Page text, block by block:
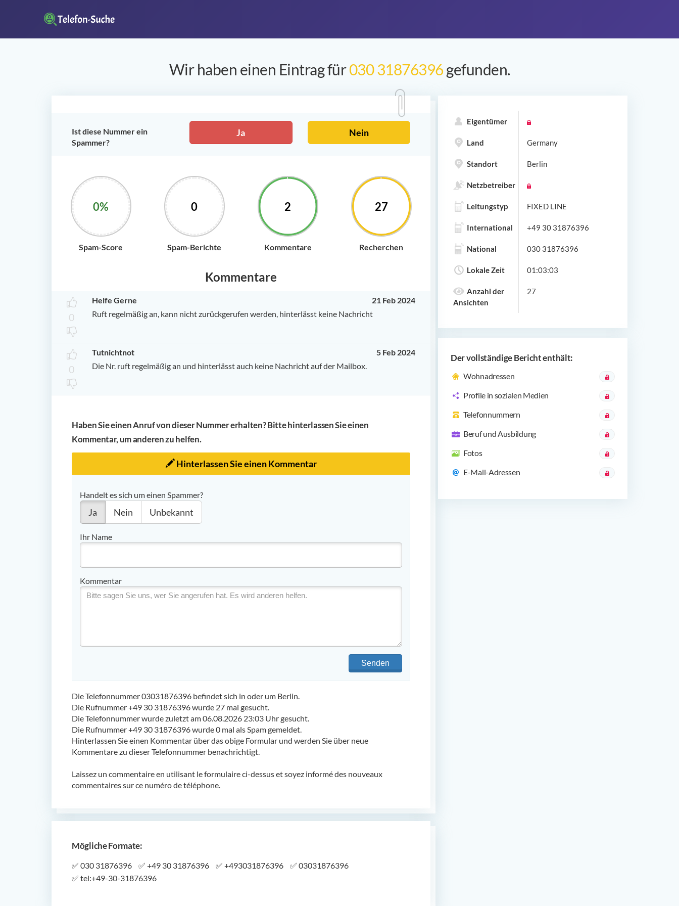
Wir haben einen Eintrag für030 31876396gefunden.
Ist diese Nummer ein
Spammer?
Ja Nein
0%
Spam-Score
0
Spam-Berichte
2
Kommentare
27
Recherchen
Kommentare
0
Helfe Gerne
21 Feb 2024
Ruft regelmäßig an, kann nicht zurückgerufen werden, hinterlässt keine Nachricht
0
Tutnichtnot
5 Feb 2024
Die Nr. ruft regelmäßig an und hinterlässt auch keine Nachricht auf der Mailbox.
Haben Sie einen Anruf von dieser Nummer erhalten? Bitte hinterlassen Sie einen
Kommentar, um anderen zu helfen.
Hinterlassen Sie einen Kommentar
Handelt es sich um einen Spammer?
Ja Nein Unbekannt
Ihr Name
Kommentar
Senden
Die Telefonnummer 03031876396 befindet sich in oder um Berlin.
Die Rufnummer +49 30 31876396 wurde 27 mal gesucht.
Die Telefonnummer wurde zuletzt am 06.08.2026 23:03 Uhr gesucht.
Die Rufnummer +49 30 31876396 wurde 0 mal als Spam gemeldet.
Hinterlassen Sie einen Kommentar über das obige Formular und werden Sie über neue
Kommentare zu dieser Telefonnummer benachrichtigt.
Laissez un commentaire en utilisant le formulaire ci-dessus et soyez informé des nouveaux
commentaires sur ce numéro de téléphone.
Mögliche Formate:
✅ 030 31876396 ✅ +49 30 31876396 ✅ +493031876396 ✅ 03031876396
✅ tel:+49-30-31876396
Eigentümer
Land Germany
Standort Berlin
Netzbetreiber
Leitungstyp FIXED LINE
International +49 30 31876396
National 030 31876396
Lokale Zeit 01:03:03
Anzahl der
Ansichten
27
Der vollständige Bericht enthält:
Wohnadressen
Profile in sozialen Medien
Telefonnummern
Beruf und Ausbildung
Fotos
E-Mail-Adressen